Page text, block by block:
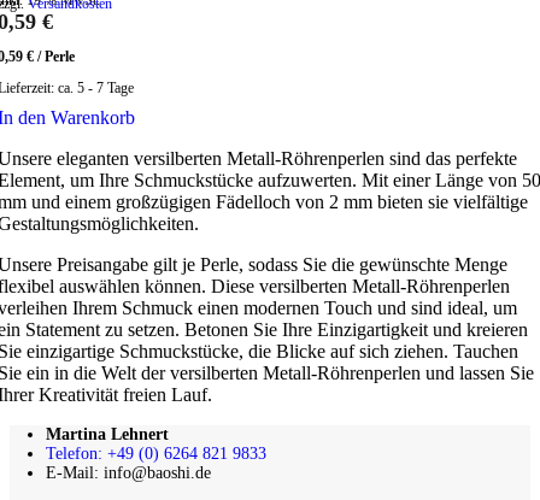
Versandkosten
€
€ /Perle
ca. 5 - 7 Tage
den Warenkorb
eleganten versilberten Metall-Röhrenperlen sind das perfekte
um Ihre Schmuckstücke aufzuwerten. Mit einer Länge von 50
und einem großzügigen Fädelloch von 2 mm bieten sie vielfältige
Preisangabe gilt je Perle, sodass Sie die gewünschte Menge
auswählen können. Diese versilberten Metall-Röhrenperlen
Ihrem Schmuck einen modernen Touch und sind ideal, um
Statement zu setzen. Betonen Sie Ihre Einzigartigkeit und kreieren
einzigartige Schmuckstücke, die Blicke auf sich ziehen. Tauchen
ein in die Welt der versilberten Metall-Röhrenperlen und lassen Sie
Kreativität freien Lauf.
Martina Lehnert
Telefon: +49 (0) 6264 821 9833
E-Mail: info@baoshi.de